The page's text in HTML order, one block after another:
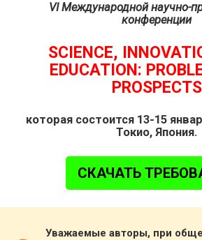
VI Международной научно-
конференции
SCIENCE,
EDUCATION:
PROSPECTS
которая состоится 13-15
Токио, Япония.
СКАЧАТЬ
Уважаемые авторы, при